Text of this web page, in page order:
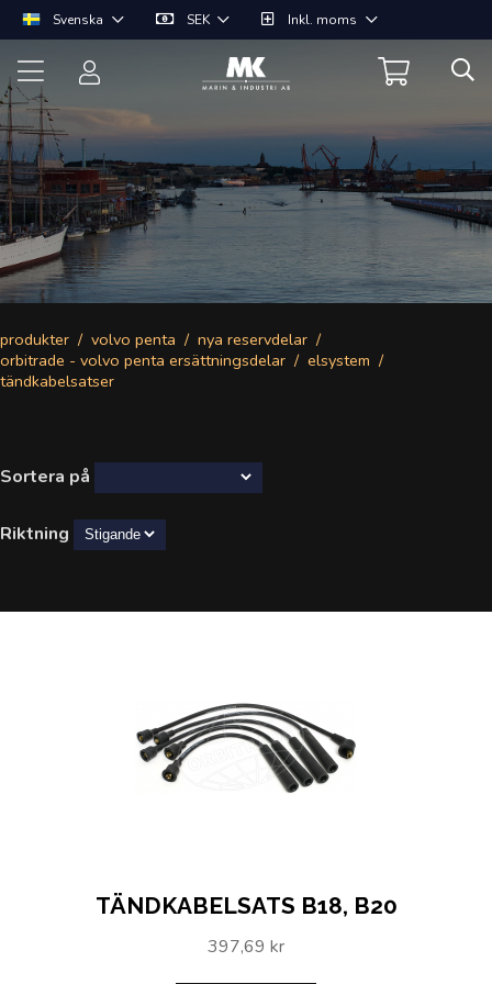
Svenska SEK Inkl. moms
produkter volvo penta
nya reservdelar
orbitrade - volvo penta ersättningsdelar
elsystem
tändkabelsatser
Sortera på
Riktning
TÄNDKABELSATS B18, B20
397,69 kr